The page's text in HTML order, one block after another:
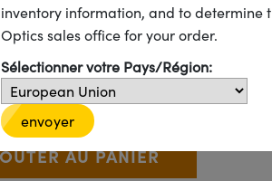
FL, VIS 0°
773-INK CONTACT D’autres traitements
Use the plus and minus buttons to adjust
+ €102
inventory information, and to determine
Optics sales office for your order.
Sélectionner votre Pays/Région:
envoyer